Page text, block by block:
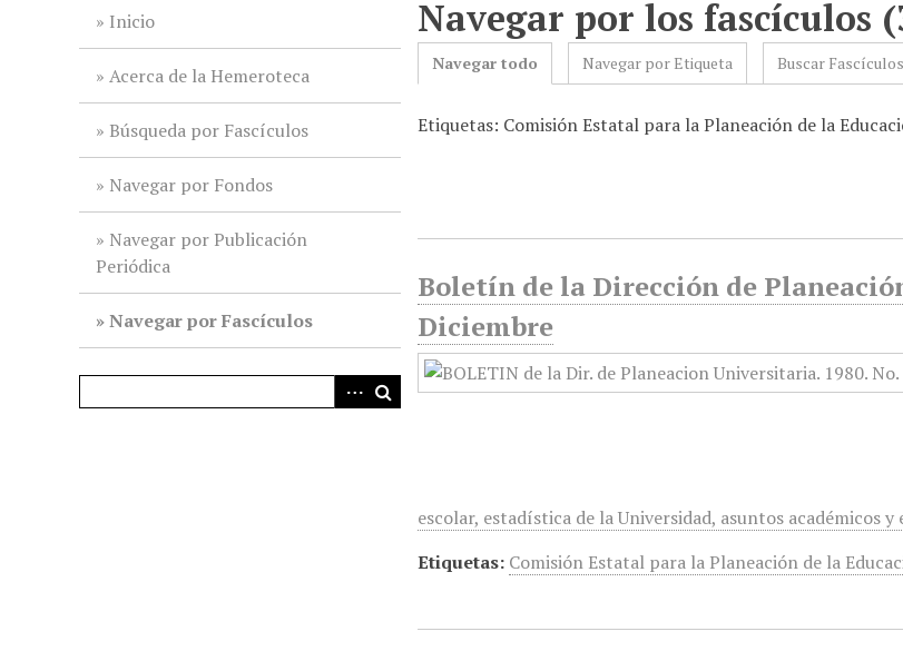
Inicio
Acerca de la Hemeroteca
Búsqueda por Fascículos
Navegar por Fondos
Navegar por Publicación
Periódica
Navegar por Fascículos
Navegar por los fascículos
Navegar todo Navegar por Etiqueta Buscar Fascículos
Etiquetas: Comisión Estatal para la Planeación de la
Boletín de la Dirección de
Diciembre
escolar, estadística de la Universidad, asuntos académicos
Etiquetas: Comisión Estatal para la Planeación de la